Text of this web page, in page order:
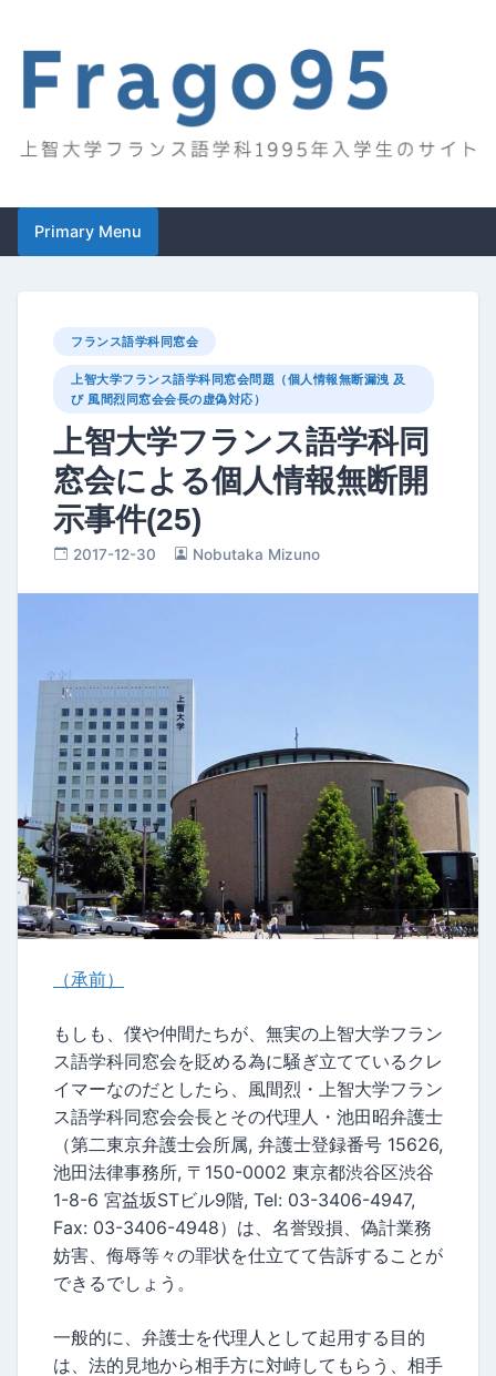
content
Frago95
Primary Menu
フランス語学科同窓会
上智大学フランス語学科同窓会問題（個人情報無断漏洩 及
び 風間烈同窓会会長の虚偽対応）
上智大学フランス語学科同
窓会による個人情報無断開
示事件(25)
2017-12-30 Nobutaka Mizuno
（承前）
もしも、僕や仲間たちが、無実の上智大学フラン
ス語学科同窓会を貶める為に騒ぎ立てているクレ
イマーなのだとしたら、風間烈・上智大学フラン
ス語学科同窓会会長とその代理人・池田昭弁護士
（第二東京弁護士会所属, 弁護士登録番号 15626,
池田法律事務所, 〒150-0002 東京都渋谷区渋谷
1-8-6 宮益坂STビル9階, Tel: 03-3406-4947,
Fax: 03-3406-4948）は、名誉毀損、偽計業務
妨害、侮辱等々の罪状を仕立てて告訴することが
できるでしょう。
一般的に、弁護士を代理人として起用する目的
は、法的見地から相手方に対峙してもらう、相手